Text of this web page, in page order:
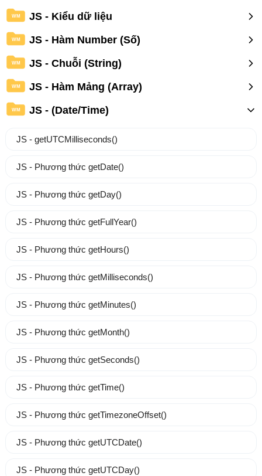
WM JS - Kiểu dữ liệu
WM JS - Hàm Number (Số)
WM JS - Chuỗi (String)
WM JS - Hàm Mảng (Array)
WM JS - (Date/Time)
JS - getUTCMilliseconds()
JS - Phương thức getDate()
JS - Phương thức getDay()
JS - Phương thức getFullYear()
JS - Phương thức getHours()
JS - Phương thức getMilliseconds()
JS - Phương thức getMinutes()
JS - Phương thức getMonth()
JS - Phương thức getSeconds()
JS - Phương thức getTime()
JS - Phương thức getTimezoneOffset()
JS - Phương thức getUTCDate()
JS - Phương thức getUTCDay()